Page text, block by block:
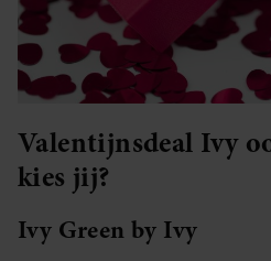
Valentijnsdeal Ivy
kies jij?
Ivy Green by Ivy